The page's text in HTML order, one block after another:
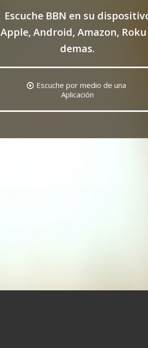
Escuche BBN en su
Apple, Android, Amazon,
demas.
Escuche por medio de una
Aplicación